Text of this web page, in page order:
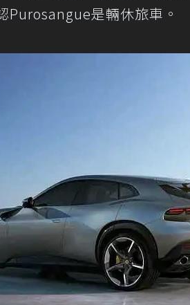
Purosangue是輛休旅車。